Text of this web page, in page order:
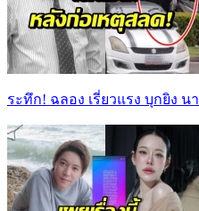
ระทึก! ฉลอง เรี่ยวแรง บุกยิง